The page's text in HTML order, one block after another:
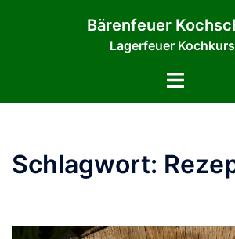
Bärenfeuer
Lagerfeuer
Menü
Schlagwort: